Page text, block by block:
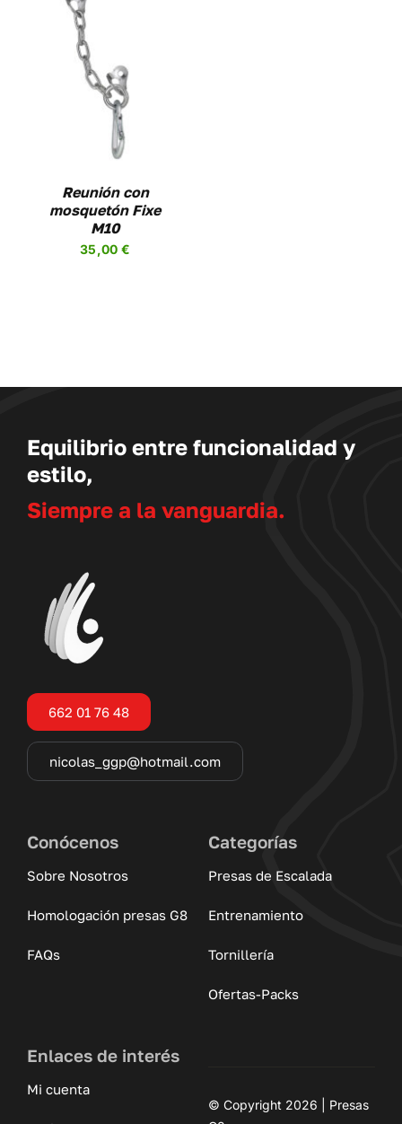
Reunión con
mosquetón Fixe
M10
35,00 €
Equilibrio entre funcionalidad y
estilo,
Siempre a la vanguardia.
662 01 76 48
nicolas_ggp@hotmail.com
Conócenos
Sobre Nosotros
Homologación presas G8
FAQs
Categorías
Presas de Escalada
Entrenamiento
Tornillería
Ofertas-Packs
Enlaces de interés
Mi cuenta
© Copyright 2026 | Presas